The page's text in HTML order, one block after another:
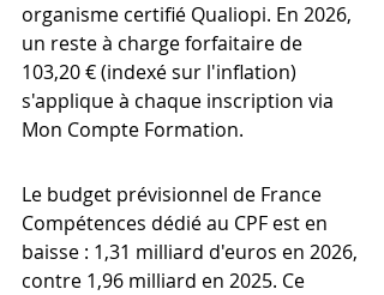
organisme certifié Qualiopi. En 2026,
un reste à charge forfaitaire de
103,20 € (indexé sur l'inflation)
s'applique à chaque inscription via
Mon Compte Formation.
Le budget prévisionnel de France
Compétences dédié au CPF est en
baisse : 1,31 milliard d'euros en 2026,
contre 1,96 milliard en 2025. Ce